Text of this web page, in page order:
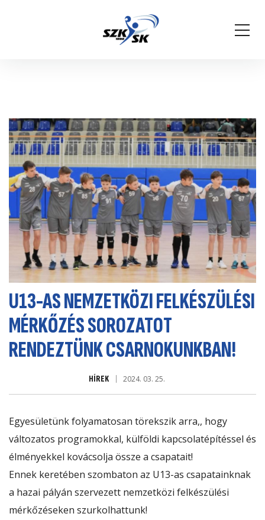
U13-AS NEMZETKÖZI FELKÉSZÜLÉSI
MÉRKŐZÉS SOROZATOT
RENDEZTÜNK CSARNOKUNKBAN!
HÍREK 2024. 03. 25.
Egyesületünk folyamatosan törekszik arra,, hogy
változatos programokkal, külföldi kapcsolatépítéssel és
élményekkel kovácsolja össze a csapatait!
Ennek keretében szombaton az U13-as csapatainknak
a hazai pályán szervezett nemzetközi felkészülési
mérkőzéseken szurkolhattunk!